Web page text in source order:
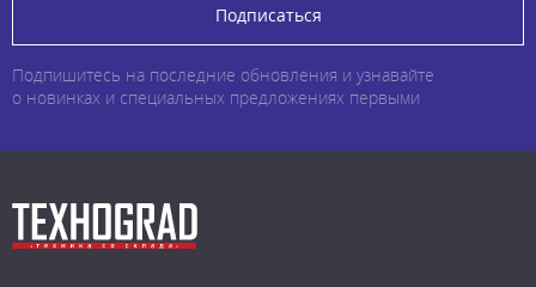
Подписаться
Подпишитесь на последние обновления и узнавайте
о новинках и специальных предложениях первыми